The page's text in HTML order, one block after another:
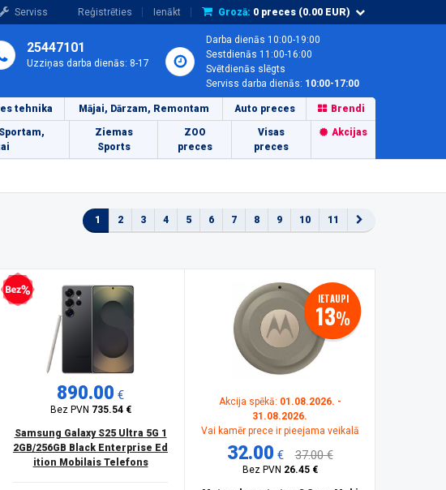
Serviss Reģistrēties Ienākt Grozā: 0 preces (0.00 EUR)
25447101
Uzziņas darba dienās: 8-17
Darba dienās 10:00-19:00
Sestdienās 11:00-16:00
Svētdienās slēgts
Serviss darba dienās: 10:00-17:00
tehnika Mājai, Dārzam, Remontam Auto preces Brendi
Ziemas
Sports
ZOO
preces
Visas
preces
Akcijas
1 2 3 4 5 6 7 8 9 10 11
kredīts
890.00 €
Bez PVN 735.54 €
Samsung Galaxy S25 Ultra 5G 1
2GB/256GB Black Enterprise Ed
ition Mobilais Telefons
IETAUPI
13%
Akcija spēkā: 01.08.2026. -
31.08.2026.
Vai kamēr prece ir pieejama veikalā
32.00 € 37.00 €
Bez PVN 26.45 €